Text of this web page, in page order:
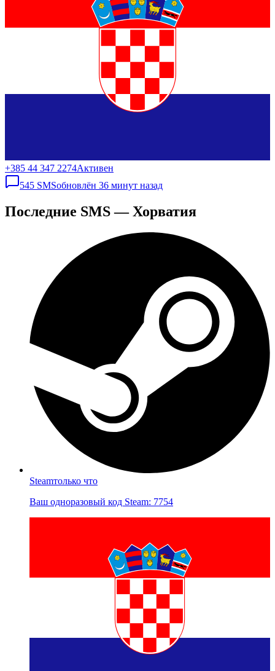
+385 44 347 2274Активен
545 SMSобновлён 36 минут назад
Последние SMS — Хорватия
Steamтолько что
Ваш одноразовый код Steam: 7754